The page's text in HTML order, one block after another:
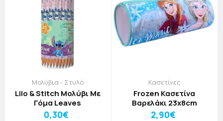
Μολύβια - Στυλό
Lilo & Stitch Μολύβι Με
Γόμα Leaves
0,30€
Κασετίνες
Frozen Κασετίνα
Βαρελάκι 23x8cm
2,90€